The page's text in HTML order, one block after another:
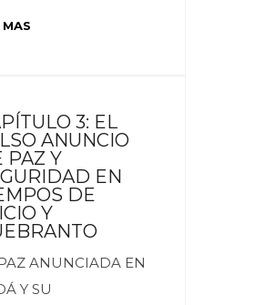
MAS
3: EL
ANUNCIO
PAZ Y
EN
DE
Y
ANUNCIADA EN
Y SU